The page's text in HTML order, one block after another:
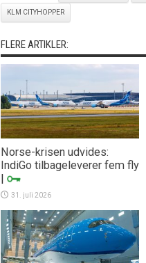
KLM CITYHOPPER
FLERE ARTIKLER:
Norse-krisen udvides:
IndiGo tilbageleverer fem fly
|
31. juli 2026